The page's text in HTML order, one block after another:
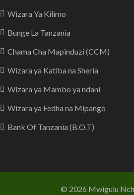
Wizara Ya Kilimo
Bunge La Tanzania
Chama Cha Mapinduzi (CCM)
Wizara ya Katiba na Sheria
Wizara ya Mambo ya ndani
Wizara ya Fedha na Mipango
Bank Of Tanzania (B.O.T)
© 2026 Mwigulu